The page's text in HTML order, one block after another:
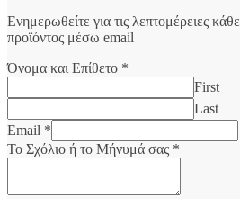
Ενημερωθείτε για τις λεπτομέρειες κάθε
προϊόντος μέσω email
Όνομα και Επίθετο *
First
Last
Email *
Το Σχόλιο ή το Μήνυμά σας *